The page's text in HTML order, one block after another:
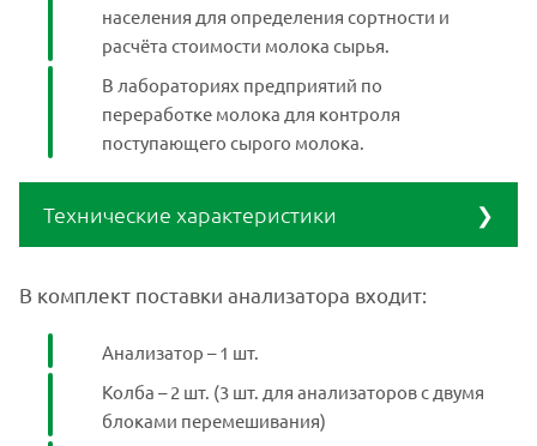
населения для определения сортности и
расчёта стоимости молока сырья.
В лабораториях предприятий по
переработке молока для контроля
поступающего сырого молока.
Технические характеристики
концентрации
от 90 до 1500 тыс.
Диапазон измерений
времени вытекания
смеси молока
от 8,0 до 58,0 сек.
В комплект поставки анализатора входит:
Анализатор – 1 шт.
Колба – 2 шт. (3 шт. для анализаторов с двумя
блоками перемешивания)